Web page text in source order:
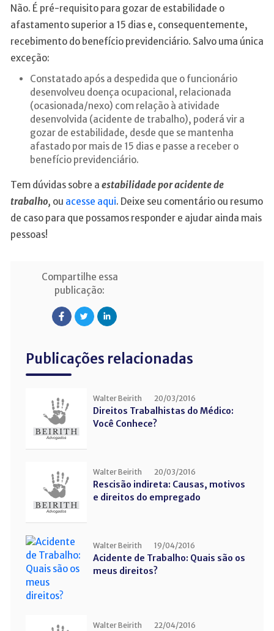
Não. É pré-requisito para gozar de estabilidade o
afastamento superior a 15 dias e, consequentemente,
recebimento do benefício previdenciário. Salvo uma única
exceção:
Constatado após a despedida que o funcionário
desenvolveu doença ocupacional, relacionada
(ocasionada/nexo) com relação à atividade
desenvolvida (acidente de trabalho), poderá vir a
gozar de estabilidade, desde que se mantenha
afastado por mais de 15 dias e passe a receber o
benefício previdenciário.
Tem dúvidas sobre a estabilidade por acidente de
trabalho, ou acesse aqui. Deixe seu comentário ou resumo
de caso para que possamos responder e ajudar ainda mais
pessoas!
Compartilhe essa
publicação:
Publicações relacionadas
Walter Beirith 20/03/2016
Direitos Trabalhistas do Médico:
Você Conhece?
Walter Beirith 20/03/2016
Rescisão indireta: Causas, motivos
e direitos do empregado
Walter Beirith 19/04/2016
Acidente de Trabalho: Quais são os
meus direitos?
Walter Beirith 22/04/2016